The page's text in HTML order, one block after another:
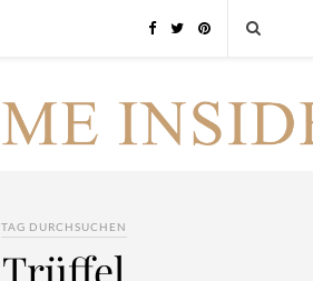
TAG DURCHSUCHEN
Trüffel